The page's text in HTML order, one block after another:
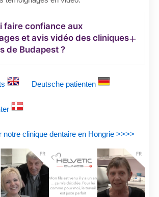
faire confiance aux
et avis vidéo des cliniques
de Budapest ?
Deutsche patienten
notre clinique dentaire en Hongrie >>>>